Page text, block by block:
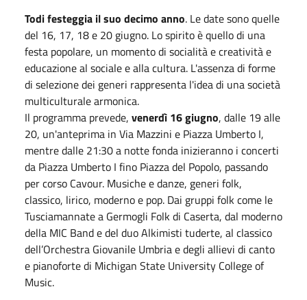
Todi festeggia il suo decimo anno. Le date sono quelle
del 16, 17, 18 e 20 giugno. Lo spirito è quello di una
festa popolare, un momento di socialità e creatività e
educazione al sociale e alla cultura. L'assenza di forme
di selezione dei generi rappresenta l'idea di una società
multiculturale armonica.
Il programma prevede, venerdì 16 giugno, dalle 19 alle
20, un'anteprima in Via Mazzini e Piazza Umberto I,
mentre dalle 21:30 a notte fonda inizieranno i concerti
da Piazza Umberto I fino Piazza del Popolo, passando
per corso Cavour. Musiche e danze, generi folk,
classico, lirico, moderno e pop. Dai gruppi folk come le
Tusciamannate a Germogli Folk di Caserta, dal moderno
della MIC Band e del duo Alkimisti tuderte, al classico
dell’Orchestra Giovanile Umbria e degli allievi di canto
e pianoforte di Michigan State University College of
Music.